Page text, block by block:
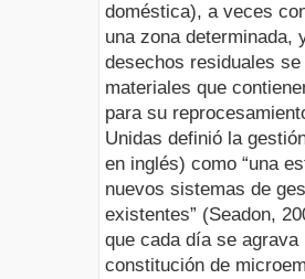
doméstica), a veces
una zona determinada,
desechos residuales
materiales que
para su
Unidas definió la
en inglés) como “una
nuevos sistemas de
existentes” (Seadon,
que cada día se
constitución de